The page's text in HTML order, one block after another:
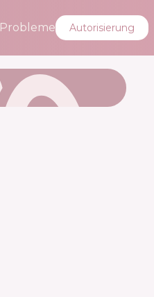
Probleme Autorisierung